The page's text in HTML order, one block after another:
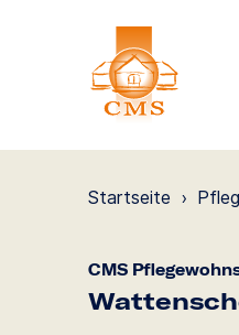
Startseite ›
CMS